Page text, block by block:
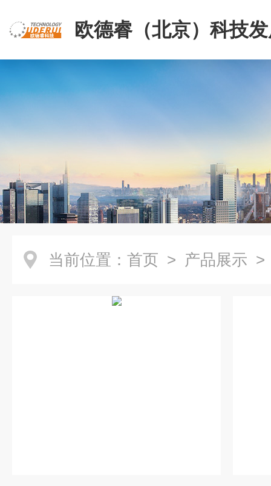
欧德睿（北京）科技
公司
当前位置： 首页 > 产品展示